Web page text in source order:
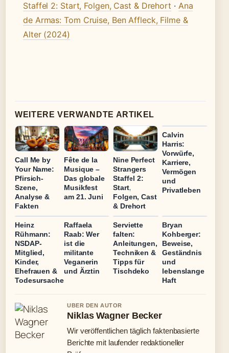
Staffel 2: Start, Folgen, Cast & Drehort · Ana
de Armas: Tom Cruise, Ben Affleck, Filme &
Alter (2024)
WEITERE VERWANDTE ARTIKEL
Call Me by
Your Name:
Pfirsich-
Szene,
Analyse &
Fakten
Fête de la
Musique –
Das globale
Musikfest
am 21. Juni
Nine Perfect
Strangers
Staffel 2:
Start,
Folgen, Cast
& Drehort
Calvin
Harris:
Vorwürfe,
Karriere,
Vermögen
und
Privatleben
Heinz
Rühmann:
NSDAP-
Mitglied,
Kinder,
Ehefrauen &
Todesursache
Raffaela
Raab: Wer
ist die
militante
Veganerin
und Ärztin
Serviette
falten:
Anleitungen,
Techniken &
Tipps für
Tischdeko
Bryan
Kohberger:
Beweise,
Geständnis
und
lebenslange
Haft
UBER DEN AUTOR
Niklas Wagner Becker
Wir veröffentlichen täglich faktenbasierte
Berichte mit laufender redaktioneller